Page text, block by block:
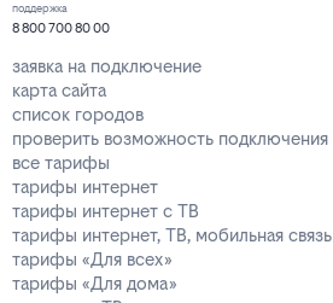
поддержка
8 800 700 80 00
заявка на подключение
карта сайта
список городов
проверить возможность подключения
все тарифы
тарифы интернет
тарифы интернет с ТВ
тарифы интернет, ТВ, мобильная связь
тарифы «Для всех»
тарифы «Для дома»